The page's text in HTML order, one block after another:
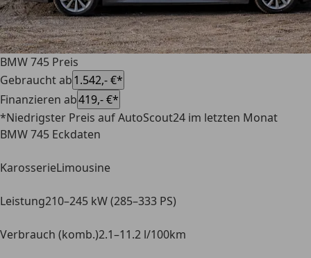
BMW 745 Preis
Gebraucht ab1.542,- €*
Finanzieren ab419,- €*
*Niedrigster Preis auf AutoScout24 im letzten Monat
BMW 745 Eckdaten
KarosserieLimousine
Leistung210–245 kW (285–333 PS)
Verbrauch (komb.)2.1–11.2 l/100km